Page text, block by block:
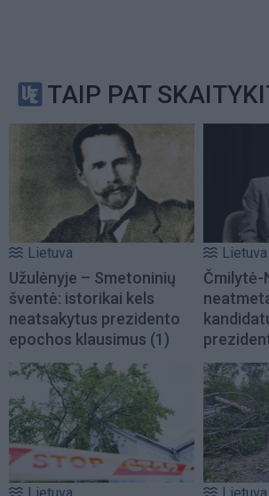
TAIP PAT
Lietuva
Užulėnyje – Smetoninių
šventė: istorikai kels
neatsakytus prezidento
epochos klausimus (1)
Lietuva
Čmilytė-
Lietuva Lietuva